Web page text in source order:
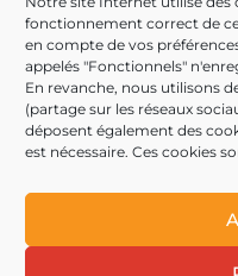
fonctionnement correct de
en compte de vos
appelés "Fonctionnels"
En revanche, nous utilisons
(partage sur les réseaux
déposent également des
est nécessaire. Ces cookies
Partenaires